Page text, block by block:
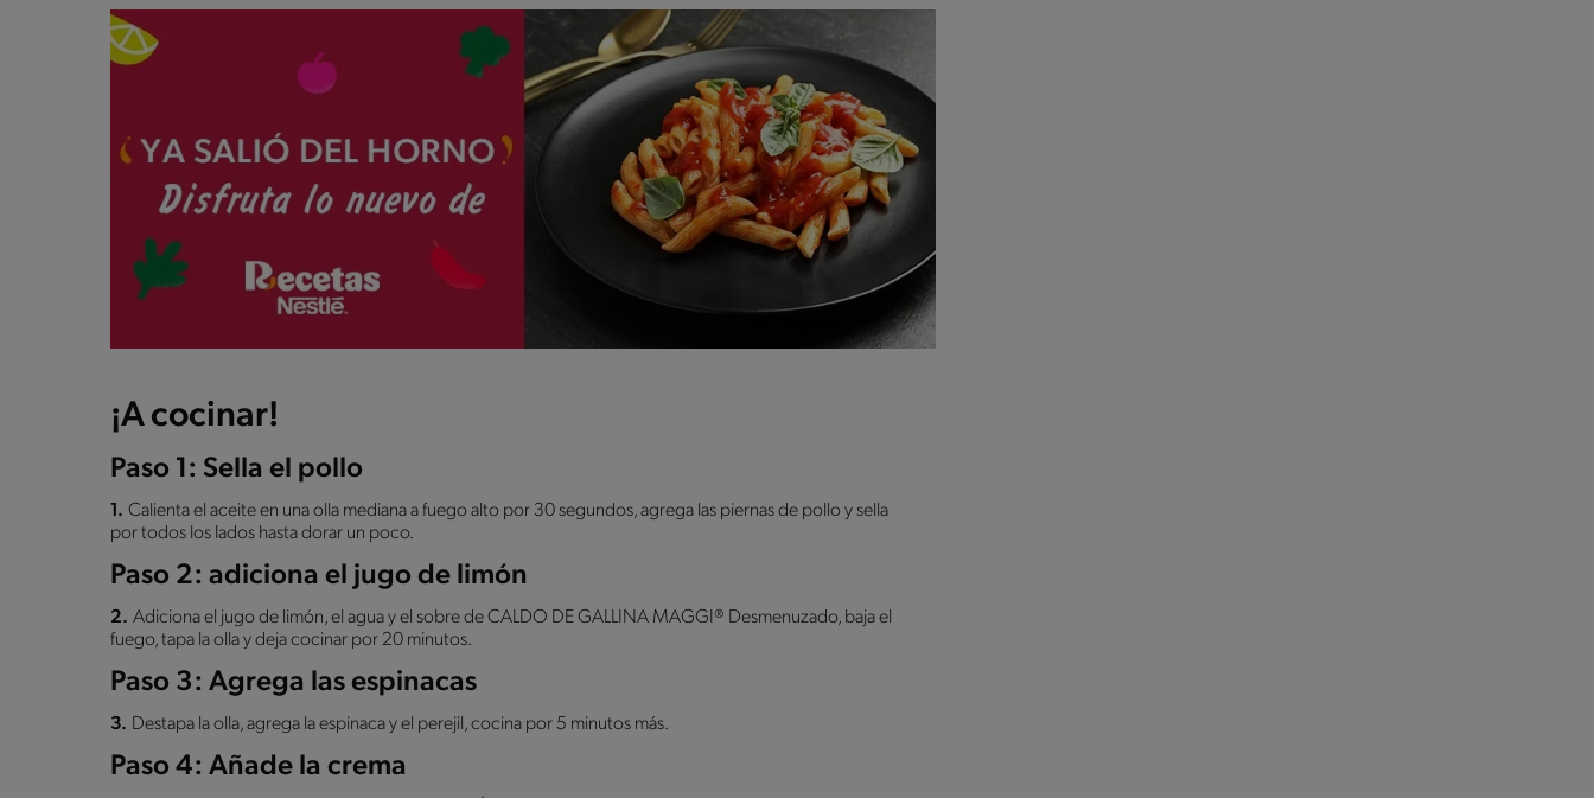
¡A cocinar!
Paso 1: Sella el pollo
1. Calienta el aceite en una olla mediana a fuego alto por 30 segundos, agrega las piernas de pollo y sella
por todos los lados hasta dorar un poco.
Paso 2: adiciona el jugo de limón
2. Adiciona el jugo de limón, el agua y el sobre de CALDO DE GALLINA MAGGI® Desmenuzado, baja el
fuego, tapa la olla y deja cocinar por 20 minutos.
Paso 3: Agrega las espinacas
3. Destapa la olla, agrega la espinaca y el perejil, cocina por 5 minutos más.
Paso 4: Añade la crema